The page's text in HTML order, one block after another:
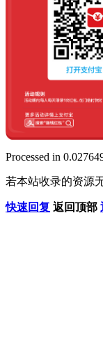
Processed in
若本站收录的资源
快速回复 返回顶部